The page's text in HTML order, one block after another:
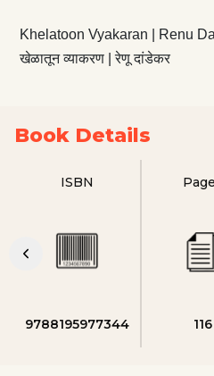
Khelatoon Vyakaran | Renu
खेळातून व्याकरण | रेणू दांडेकर
Book Details
ISBN
9788195977344 116